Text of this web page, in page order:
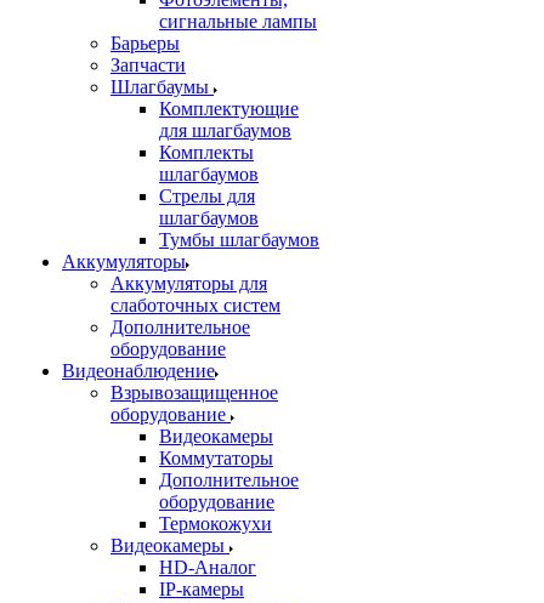
сигнальные лампы
Барьеры
Запчасти
Шлагбаумы
Комплектующие
для шлагбаумов
Комплекты
шлагбаумов
Стрелы для
шлагбаумов
Тумбы шлагбаумов
Аккумуляторы
Аккумуляторы для
слаботочных систем
Дополнительное
оборудование
Видеонаблюдение
Взрывозащищенное
оборудование
Видеокамеры
Коммутаторы
Дополнительное
оборудование
Термокожухи
Видеокамеры
HD-Аналог
IP-камеры